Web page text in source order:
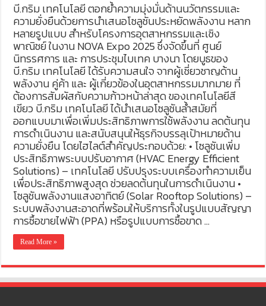
บี.กริม เทคโนโลยี ตอกย้ำความมุ่งมั่นด้านนวัตกรรมและ
ความยั่งยืนด้วยการนำเสนอโซลูชันประหยัดพลังงาน หลาก
หลายรูปแบบ สำหรับโครงการอุตสาหกรรมและเชิง
พาณิชย์ ในงาน NOVA Expo 2025 ซึ่งจัดขึ้นที่ ศูนย์
นิทรรศการ และ การประชุมไบเทค บางนา โดยบูธของ
บี.กริม เทคโนโลยี ได้รับความสนใจ จากผู้เชี่ยวชาญด้าน
พลังงาน คู่ค้า และ ผู้เกี่ยวข้องในอุตสาหกรรมมากมาย ที่
ต้องการสัมผัสกับความก้าวหน้าล่าสุด ของเทคโนโลยีสี
เขียว บี.กริม เทคโนโลยี ได้นำเสนอโซลูชันล้ำสมัยที่
ออกแบบมาเพื่อเพิ่มประสิทธิภาพการใช้พลังงาน ลดต้นทุน
การดำเนินงาน และสนับสนุนให้ธุรกิจบรรลุเป้าหมายด้าน
ความยั่งยืน โดยไฮไลต์สำคัญประกอบด้วย: • โซลูชันเพิ่ม
ประสิทธิภาพระบบปรับอากาศ (HVAC Energy Efficient
Solutions) – เทคโนโลยี ปรับปรุงระบบเครื่องทำความเย็น
เพื่อประสิทธิภาพสูงสุด ช่วยลดต้นทุนในการดำเนินงาน •
โซลูชันพลังงานแสงอาทิตย์ (Solar Rooftop Solutions) –
ระบบพลังงานสะอาดที่พร้อมให้บริการทั้งในรูปแบบสัญญา
การซื้อขายไฟฟ้า (PPA) หรือรูปแบบการซื้อขาด …
Read More »